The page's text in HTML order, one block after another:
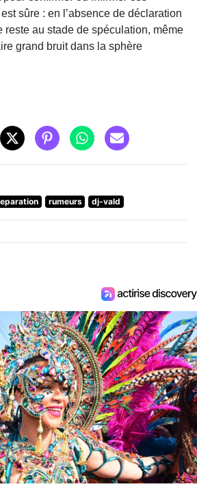
sûre : en l’absence de déclaration
reste au stade de spéculation, même
grand bruit dans la sphère
rumeurs dj-vald